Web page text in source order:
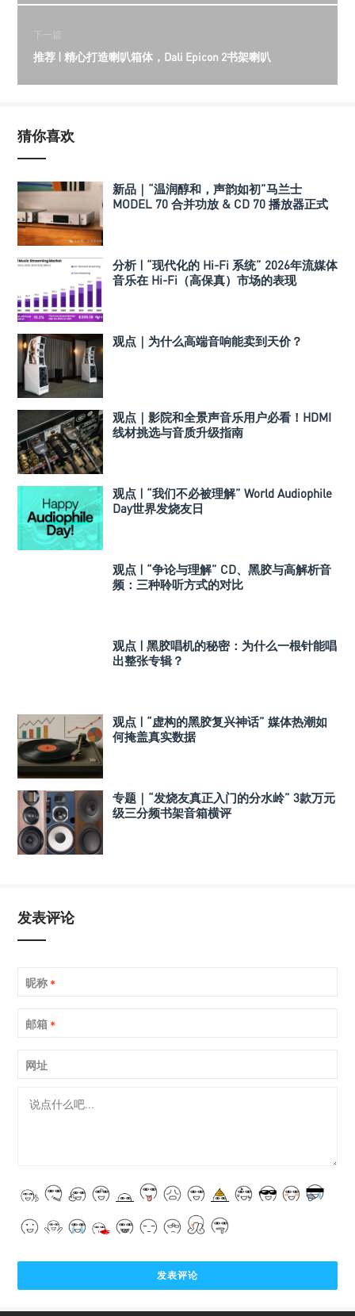
下一篇
推荐 | 精心打造喇叭箱体，Dali Epicon 2书架喇叭
猜你喜欢
新品｜“温润醇和，声韵如初”马兰士
MODEL 70 合并功放 & CD 70 播放器正式
分析 | “现代化的 Hi-Fi 系统” 2026年流媒体
音乐在 Hi-Fi（高保真）市场的表现
观点｜为什么高端音响能卖到天价？
观点｜影院和全景声音乐用户必看！HDMI
线材挑选与音质升级指南
观点 | “我们不必被理解” World Audiophile
Day世界发烧友日
观点 | “争论与理解” CD、黑胶与高解析音
频：三种聆听方式的对比
观点 | 黑胶唱机的秘密：为什么一根针能唱
出整张专辑？
观点 | “虚构的黑胶复兴神话” 媒体热潮如
何掩盖真实数据
专题｜“发烧友真正入门的分水岭” 3款万元
级三分频书架音箱横评
发表评论
昵称 *
邮箱 *
网址